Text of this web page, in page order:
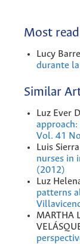
Most
Lucy
durante
Similar
Luz Ever
Vol. 41
Luis
nurses in
(2012)
Luz
patterns
MARTHA